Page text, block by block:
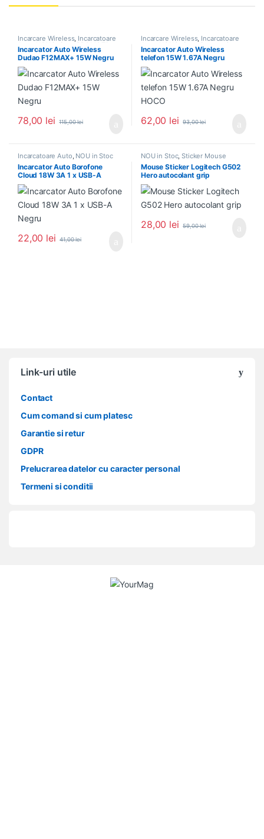
Incarcare Wireless, Incarcatoare
Auto NOU in Stoc,PROMOTII
Incarcator Auto Wireless
Dudao F12MAX+ 15W Negru
78,00 lei 115,00lei
Incarcare Wireless, Incarcatoare
Auto NOU in Stoc,Suporturi
Telefoane
Incarcator Auto Wireless
telefon 15W 1.67A Negru
HOCO
62,00 lei 93,00lei
Incarcatoare Auto, NOU in Stoc
Incarcator Auto Borofone
Cloud 18W 3A 1 x USB-A
Negru
22,00 lei 41,00lei
NOU in Stoc,Sticker Mouse
Mouse Sticker Logitech G502
Hero autocolant grip
28,00 lei 59,00lei
Link-uri utile
Contact
Cum comand si cum platesc
Garantie si retur
GDPR
Prelucrarea datelor cu caracter personal
Termeni si conditii